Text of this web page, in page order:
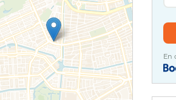
En